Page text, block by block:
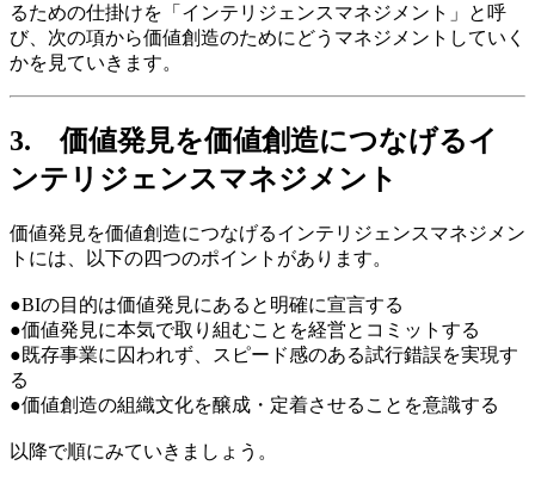
るための仕掛けを「インテリジェンスマネジメント」と呼
び、次の項から価値創造のためにどうマネジメントしていく
かを見ていきます。
3. 価値発見を価値創造につなげるイ
ンテリジェンスマネジメント
価値発見を価値創造につなげるインテリジェンスマネジメン
トには、以下の四つのポイントがあります。
●BIの目的は価値発見にあると明確に宣言する
●価値発見に本気で取り組むことを経営とコミットする
●既存事業に囚われず、スピード感のある試行錯誤を実現す
る
●価値創造の組織文化を醸成・定着させることを意識する
以降で順にみていきましょう。